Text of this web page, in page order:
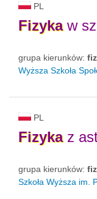
PL
Fizykaw
grupa kierunków:
Wyższa Szkoła
PL
Fizykaz
grupa kierunków:
Szkoła Wyższa im.